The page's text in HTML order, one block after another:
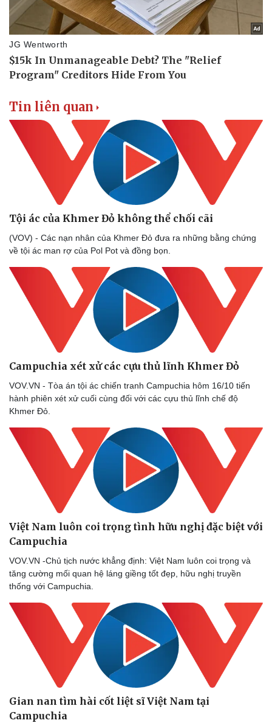
Doanh nghiệp
Thông tin doanh nghiệp
Doanh nhân
Vì cộng đồng
Công nghệ
Sành điệu
Tin liên quan
Tội ác của Khmer Đỏ không thể chối cãi
(VOV) - Các nạn nhân của Khmer Đỏ đưa ra những bằng chứng
về tội ác man rợ của Pol Pot và đồng bọn.
Campuchia xét xử các cựu thủ lĩnh Khmer Đỏ
VOV.VN - Tòa án tội ác chiến tranh Campuchia hôm 16/10 tiến
hành phiên xét xử cuối cùng đối với các cựu thủ lĩnh chế độ
Khmer Đỏ.
Việt Nam luôn coi trọng tình hữu nghị đặc biệt với
Campuchia
VOV.VN -Chủ tịch nước khẳng định: Việt Nam luôn coi trọng và
tăng cường mối quan hệ láng giềng tốt đẹp, hữu nghị truyền
thống với Campuchia.
Gian nan tìm hài cốt liệt sĩ Việt Nam tại
Campuchia